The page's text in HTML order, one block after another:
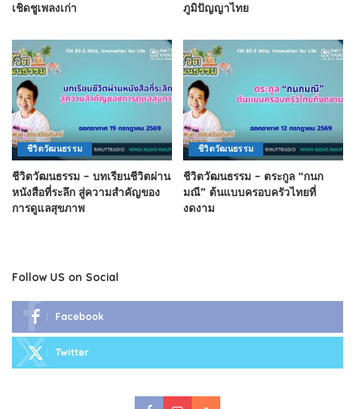
เชิดชูเพลงเก่า
ภูมิปัญญาไทย
ชีวิตวัฒนธรรม
ชีวิตวัฒนธรรม – บทเรียนชีวิตผ่าน
หนังสือที่ระลึก สู่ความสำคัญของ
การดูแลสุขภาพ
ชีวิตวัฒนธรรม
ชีวิตวัฒนธรรม – ตระกูล “กนก
มณี” ต้นแบบครอบครัวไทยที่
งดงาม
Follow US on Social
Facebook
Twitter